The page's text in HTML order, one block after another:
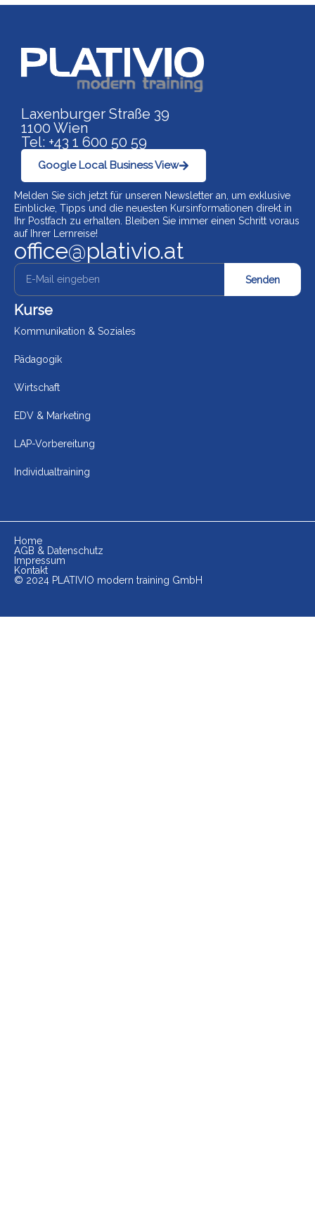
Link zu https://
Laxenburger Straße 39
1100 Wien
Tel: +43 1 600 50 59
Google Local Business View
Melden Sie sich jetzt für unseren Newsletter an, um exklusive
Einblicke, Tipps und die neuesten Kursinformationen direkt in
Ihr Postfach zu erhalten. Bleiben Sie immer einen Schritt voraus
auf Ihrer Lernreise!
office@plativio.at
Senden
Kurse
Kommunikation & Soziales
Pädagogik
Wirtschaft
EDV & Marketing
LAP-Vorbereitung
Individualtraining
Home
AGB & Datenschutz
Impressum
Kontakt
© 2024 PLATIVIO modern training GmbH